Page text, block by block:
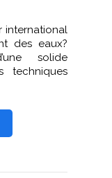
international
des eaux?
solide
techniques